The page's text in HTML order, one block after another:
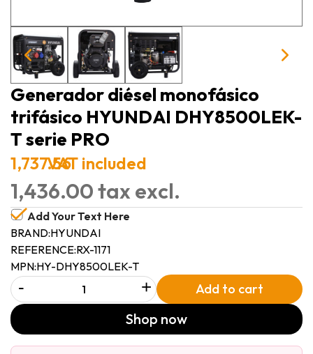
Generador diésel monofásico
trifásico HYUNDAI DHY8500LEK-
T serie PRO
1,737.56VAT included
1,436.00 tax excl.
Add Your Text Here
BRAND:HYUNDAI
REFERENCE:RX-1171
MPN:HY-DHY8500LEK-T
- + Add to cart
Shop now